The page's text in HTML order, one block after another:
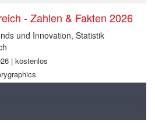
- Zahlen & Fakten 2026
und Innovation, Statistik
| kostenlos